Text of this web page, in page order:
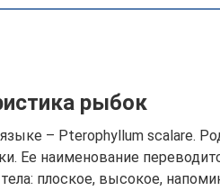
рыбок
– Pterophyllum scalare.
Ее наименование
плоское, высокое,